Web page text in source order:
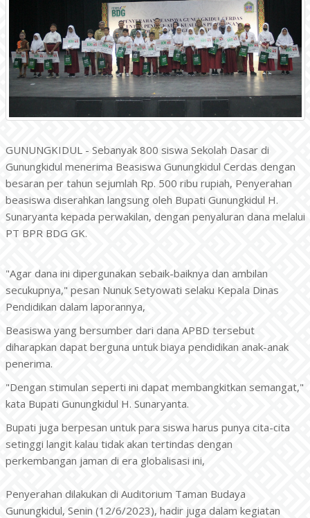
GUNUNGKIDUL - Sebanyak 800 siswa Sekolah Dasar di
Gunungkidul menerima Beasiswa Gunungkidul Cerdas dengan
besaran per tahun sejumlah Rp. 500 ribu rupiah, Penyerahan
beasiswa diserahkan langsung oleh Bupati Gunungkidul H.
Sunaryanta kepada perwakilan, dengan penyaluran dana melalui
PT BPR BDG GK.
"Agar dana ini dipergunakan sebaik-baiknya dan ambilan
secukupnya," pesan Nunuk Setyowati selaku Kepala Dinas
Pendidikan dalam laporannya,
Beasiswa yang bersumber dari dana APBD tersebut
diharapkan dapat berguna untuk biaya pendidikan anak-anak
penerima.
"Dengan stimulan seperti ini dapat membangkitkan semangat,"
kata Bupati Gunungkidul H. Sunaryanta.
Bupati juga berpesan untuk para siswa harus punya cita-cita
setinggi langit kalau tidak akan tertindas dengan
perkembangan jaman di era globalisasi ini,
Penyerahan dilakukan di Auditorium Taman Budaya
Gunungkidul, Senin (12/6/2023), hadir juga dalam kegiatan